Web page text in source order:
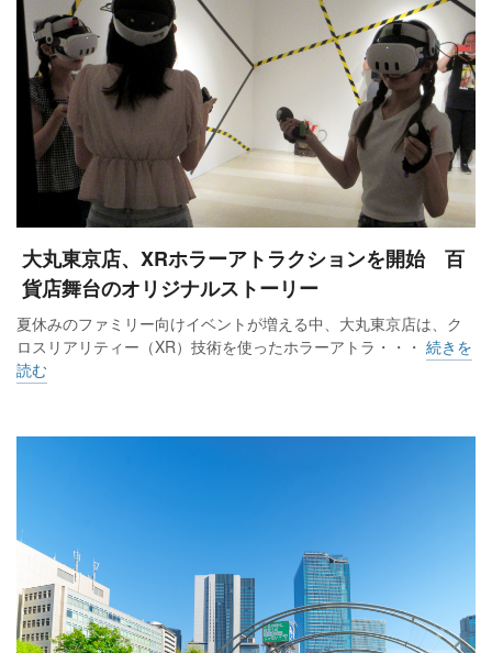
大丸東京店、XRホラーアトラクションを開始 百
貨店舞台のオリジナルストーリー
夏休みのファミリー向けイベントが増える中、大丸東京店は、ク
ロスリアリティー（XR）技術を使ったホラーアトラ・・・ 続きを
読む